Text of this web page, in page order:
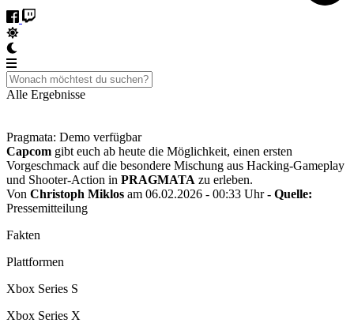
Alle Ergebnisse
Pragmata: Demo verfügbar
Capcom gibt euch ab heute die Möglichkeit, einen ersten
Vorgeschmack auf die besondere Mischung aus Hacking‑Gameplay
und Shooter‑Action in PRAGMATA zu erleben.
Von Christoph Miklos am 06.02.2026 - 00:33 Uhr- Quelle:
Pressemitteilung
Fakten
Plattformen
Xbox Series S
Xbox Series X